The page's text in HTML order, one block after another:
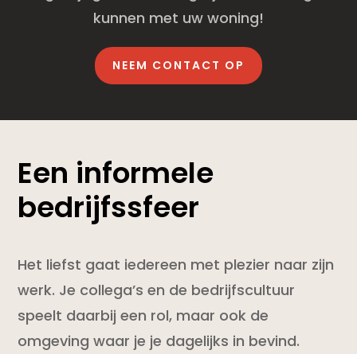
kunnen met uw woning!
NEEM CONTACT OP
Een informele
bedrijfssfeer
Het liefst gaat iedereen met plezier naar zijn
werk. Je collega’s en de bedrijfscultuur
speelt daarbij een rol, maar ook de
omgeving waar je je dagelijks in bevind.